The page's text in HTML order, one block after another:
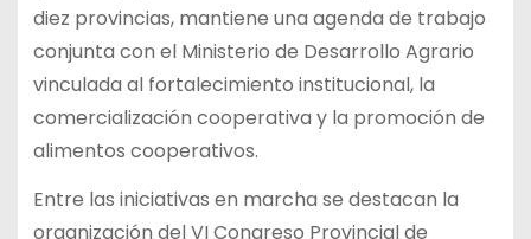
diez provincias, mantiene una agenda de trabajo
conjunta con el Ministerio de Desarrollo Agrario
vinculada al fortalecimiento institucional, la
comercialización cooperativa y la promoción de
alimentos cooperativos.
Entre las iniciativas en marcha se destacan la
organización del VI Congreso Provincial de